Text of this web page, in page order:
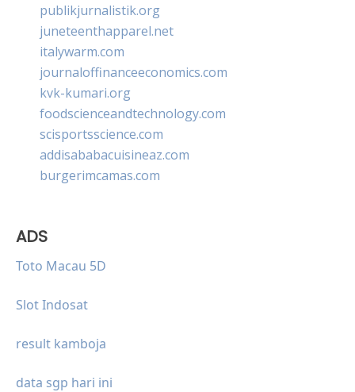
publikjurnalistik.org
juneteenthapparel.net
italywarm.com
journaloffinanceeconomics.com
kvk-kumari.org
foodscienceandtechnology.com
scisportsscience.com
addisababacuisineaz.com
burgerimcamas.com
ADS
Toto Macau 5D
Slot Indosat
result kamboja
data sgp hari ini